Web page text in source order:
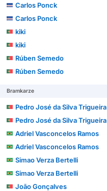
Carlos Ponck
Carlos Ponck
kiki
kiki
Rúben Semedo
Rúben Semedo
Bramkarze
Pedro José da Silva Trigueira
Pedro José da Silva Trigueira
Adriel Vasconcelos Ramos
Adriel Vasconcelos Ramos
Simao Verza Bertelli
Simao Verza Bertelli
João Gonçalves